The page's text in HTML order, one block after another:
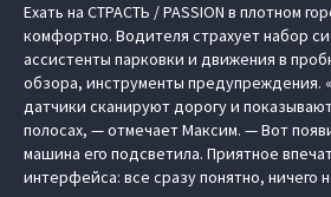
Ехать на СТРАСТЬ / PASSION в плотном
комфортно. Водителя страхует набор
ассистенты парковки и движения в
обзора, инструменты предупреждения.
датчики сканируют дорогу и
полосах, — отмечает Максим. — Вот
машина его подсветила. Приятное
интерфейса: все сразу понятно, ничего